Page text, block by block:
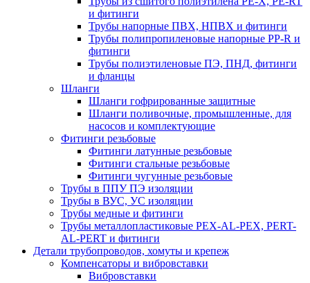
и фитинги
Трубы напорные ПВХ, НПВХ и фитинги
Трубы полипропиленовые напорные PP-R и
фитинги
Трубы полиэтиленовые ПЭ, ПНД, фитинги
и фланцы
Шланги
Шланги гофрированные защитные
Шланги поливочные, промышленные, для
насосов и комплектующие
Фитинги резьбовые
Фитинги латунные резьбовые
Фитинги стальные резьбовые
Фитинги чугунные резьбовые
Трубы в ППУ ПЭ изоляции
Трубы в ВУС, УС изоляции
Трубы медные и фитинги
Трубы металлопластиковые PEX-AL-PEX, PERT-
AL-PERT и фитинги
Детали трубопроводов, хомуты и крепеж
Компенсаторы и вибровставки
Вибровставки